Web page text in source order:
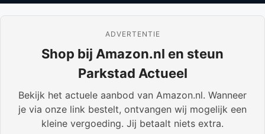
ADVERTENTIE
Shop bij Amazon.nl en steun
Parkstad Actueel
Bekijk het actuele aanbod van Amazon.nl. Wanneer
je via onze link bestelt, ontvangen wij mogelijk een
kleine vergoeding. Jij betaalt niets extra.